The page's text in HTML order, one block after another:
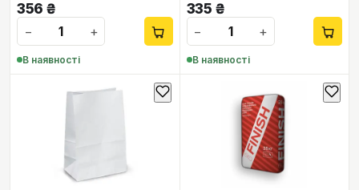
356 ₴
−
+
В наявності
335 ₴
−
+
В наявності